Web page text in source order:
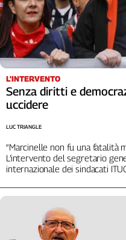
L'INTERVENTO
Senza diritti e
uccidere
“Marcinelle non fu una fatalità
L’intervento del segretario
internazionale dei sindacati
LUC TRIANGLE